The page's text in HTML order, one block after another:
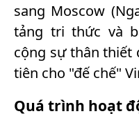
sang Moscow
tảng tri thức và
cộng sự thân thiết
tiên cho "đế chế"
Quá trình hoạt